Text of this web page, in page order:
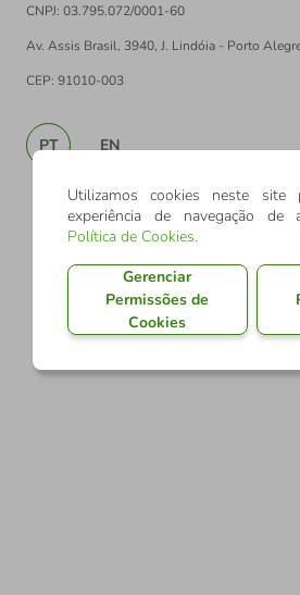
CNPJ: 03.795.072/0001-60
Av. Assis Brasil, 3940, J. Lindóia - Porto
CEP: 91010-003
PT EN
Utilizamos cookies neste site
experiência de navegação de
Política de Cookies.
Gerenciar
Permissões de
Cookies